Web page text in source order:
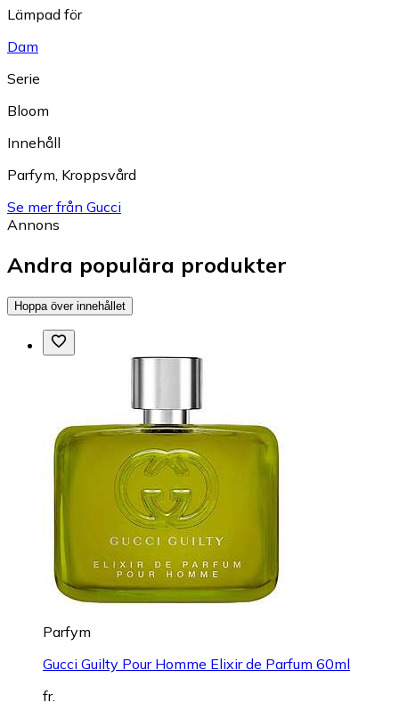
Lämpad för
Dam
Serie
Bloom
Innehåll
Parfym Kroppsvård
Se mer från Gucci
Annons
Andra populära produkter
Hoppa över innehållet
Parfym
Gucci Guilty Pour Homme Elixir de Parfum 60ml
fr.